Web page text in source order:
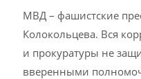
МВД – фашистские
Колокольцева. Вся
и прокуратуры не
вверенными